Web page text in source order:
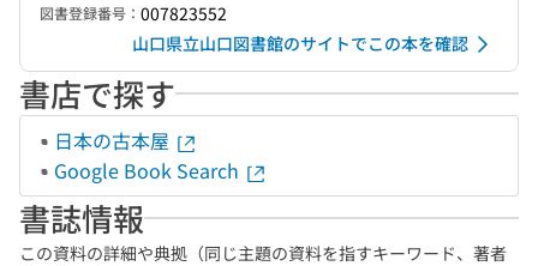
図書登録番号： 007823552
山口県立山口図書館のサイトでこの本を確認
書店で探す
日本の古本屋
Google Book Search
書誌情報
この資料の詳細や典拠（同じ主題の資料を指すキーワード、著者